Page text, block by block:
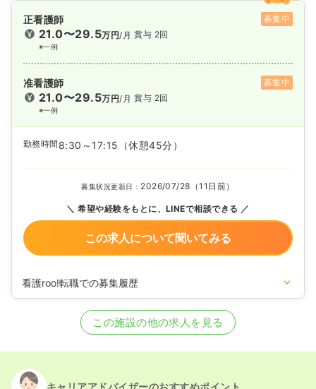
正看護師 募集中
21.0〜29.5万円/月
※一例
賞与 2回
准看護師 募集中
21.0〜29.5万円/月
※一例
賞与 2回
勤務時間 8:30～17:15 （休憩45分）
募集状況更新日： 2026/07/28（11日前）
希望や経験をもとに、LINEで相談できる
この求人について聞いてみる
看護roo!転職での募集履歴
正・准看護師の募集を休止
正・准看護師を募集中
この施設の他の求人を見る
キャリアアドバイザーのおすすめポイント